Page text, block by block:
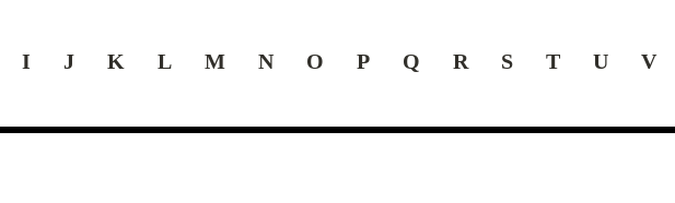
I J K L M N O P Q R S T U V